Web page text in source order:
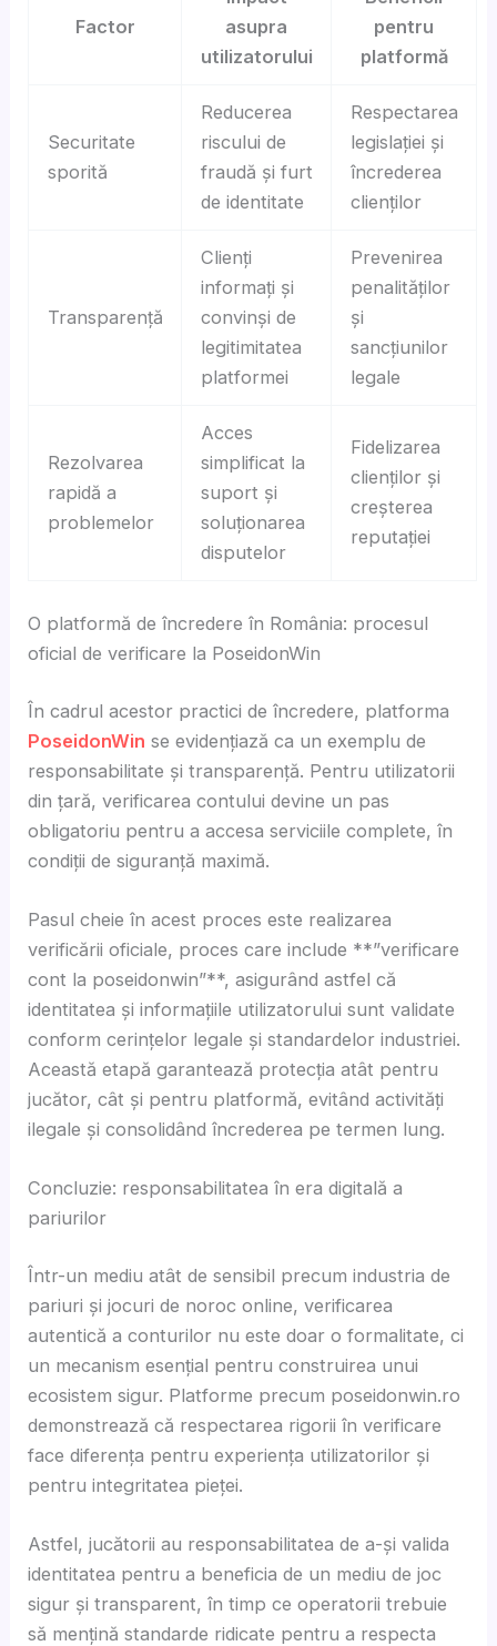
Factor
asupra
utilizatorului
pentru
platformă
Securitate
sporită
Reducerea
riscului de
fraudă și furt
de identitate
Respectarea
legislației și
încrederea
clienților
Transparență
Clienți
informați și
convinși de
legitimitatea
platformei
Prevenirea
penalităților
și
sancțiunilor
legale
Rezolvarea
rapidă a
problemelor
Acces
simplificat la
suport și
soluționarea
disputelor
Fidelizarea
clienților și
creșterea
reputației
O platformă de încredere în România: procesul
oficial de verificare la PoseidonWin
În cadrul acestor practici de încredere, platforma
PoseidonWin se evidențiază ca un exemplu de
responsabilitate și transparență. Pentru utilizatorii
din țară, verificarea contului devine un pas
obligatoriu pentru a accesa serviciile complete, în
condiții de siguranță maximă.
Pasul cheie în acest proces este realizarea
verificării oficiale, proces care include **”verificare
cont la poseidonwin”**, asigurând astfel că
identitatea și informațiile utilizatorului sunt validate
conform cerințelor legale și standardelor industriei.
Această etapă garantează protecția atât pentru
jucător, cât și pentru platformă, evitând activități
ilegale și consolidând încrederea pe termen lung.
Concluzie: responsabilitatea în era digitală a
pariurilor
Într-un mediu atât de sensibil precum industria de
pariuri și jocuri de noroc online, verificarea
autentică a conturilor nu este doar o formalitate, ci
un mecanism esențial pentru construirea unui
ecosistem sigur. Platforme precum poseidonwin.ro
demonstrează că respectarea rigorii în verificare
face diferența pentru experiența utilizatorilor și
pentru integritatea pieței.
Astfel, jucătorii au responsabilitatea de a-și valida
identitatea pentru a beneficia de un mediu de joc
sigur și transparent, în timp ce operatorii trebuie
să mențină standarde ridicate pentru a respecta